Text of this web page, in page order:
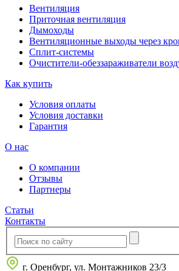
Вентиляция
Приточная вентиляция
Дымоходы
Вентиляционные выходы через
Сплит-системы
Очистители-обеззараживатели
Как купить
Условия оплаты
Условия доставки
Гарантия
О нас
О компании
Отзывы
Партнеры
Статьи
Контакты
г. Оренбург, ул. Монтажников 23/3